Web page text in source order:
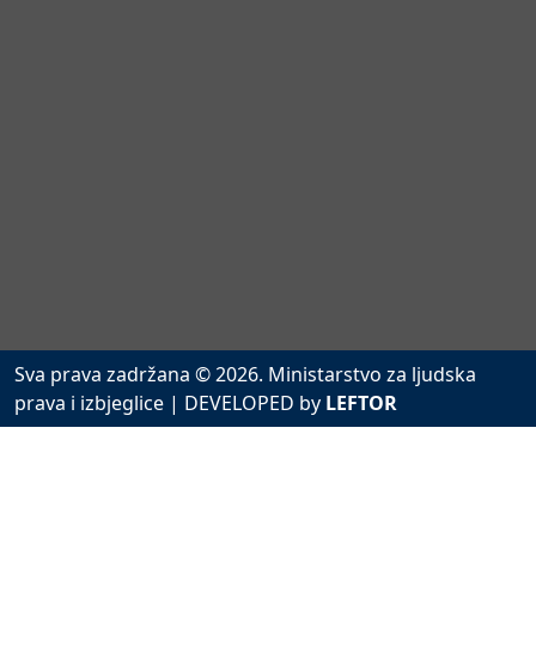
Sva prava zadržana © 2026. Ministarstvo za ljudska
prava i izbjeglice | DEVELOPED by LEFTOR